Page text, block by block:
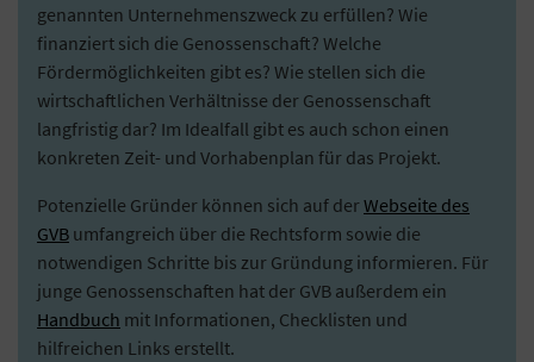
genannten Unternehmenszweck zu erfüllen? Wie
finanziert sich die Genossenschaft? Welche
Fördermöglichkeiten gibt es? Wie stellen sich die
wirtschaftlichen Verhältnisse der Genossenschaft
langfristig dar? Im Idealfall gibt es auch schon einen
konkreten Zeit- und Vorhabenplan für das Projekt.
Potenzielle Gründer können sich auf derWebseite des
GVB umfangreich über die Rechtsform sowie die
notwendigen Schritte bis zur Gründung informieren. Für
junge Genossenschaften hat der GVB außerdem ein
Handbuch mit Informationen, Checklisten und
hilfreichen Links erstellt.